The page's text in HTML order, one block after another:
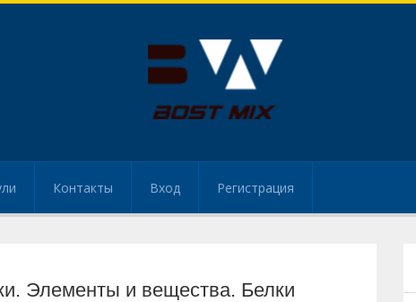
Контакты Вход Регистрация
Элементы и вещества. Белки